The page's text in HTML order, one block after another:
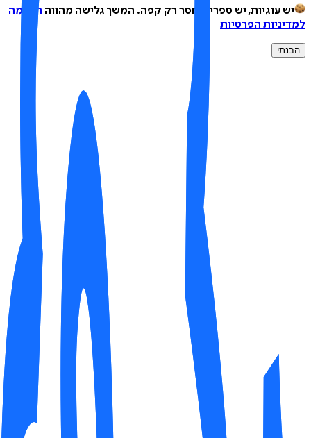
יש עוגיות, יש ספרים, חסר רק קפה.המשך גלישה מהווההסכמה
הפרטיות